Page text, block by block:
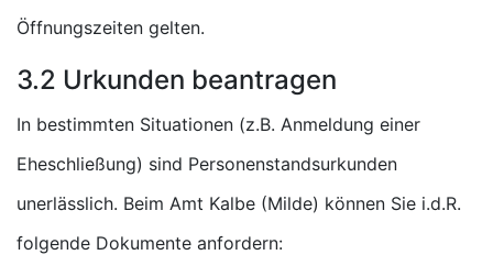
Öffnungszeiten gelten.
3.2 Urkunden beantragen
In bestimmten Situationen (z.B. Anmeldung einer
Eheschließung) sind Personenstandsurkunden
unerlässlich. Beim Amt Kalbe (Milde) können Sie i.d.R.
folgende Dokumente anfordern: